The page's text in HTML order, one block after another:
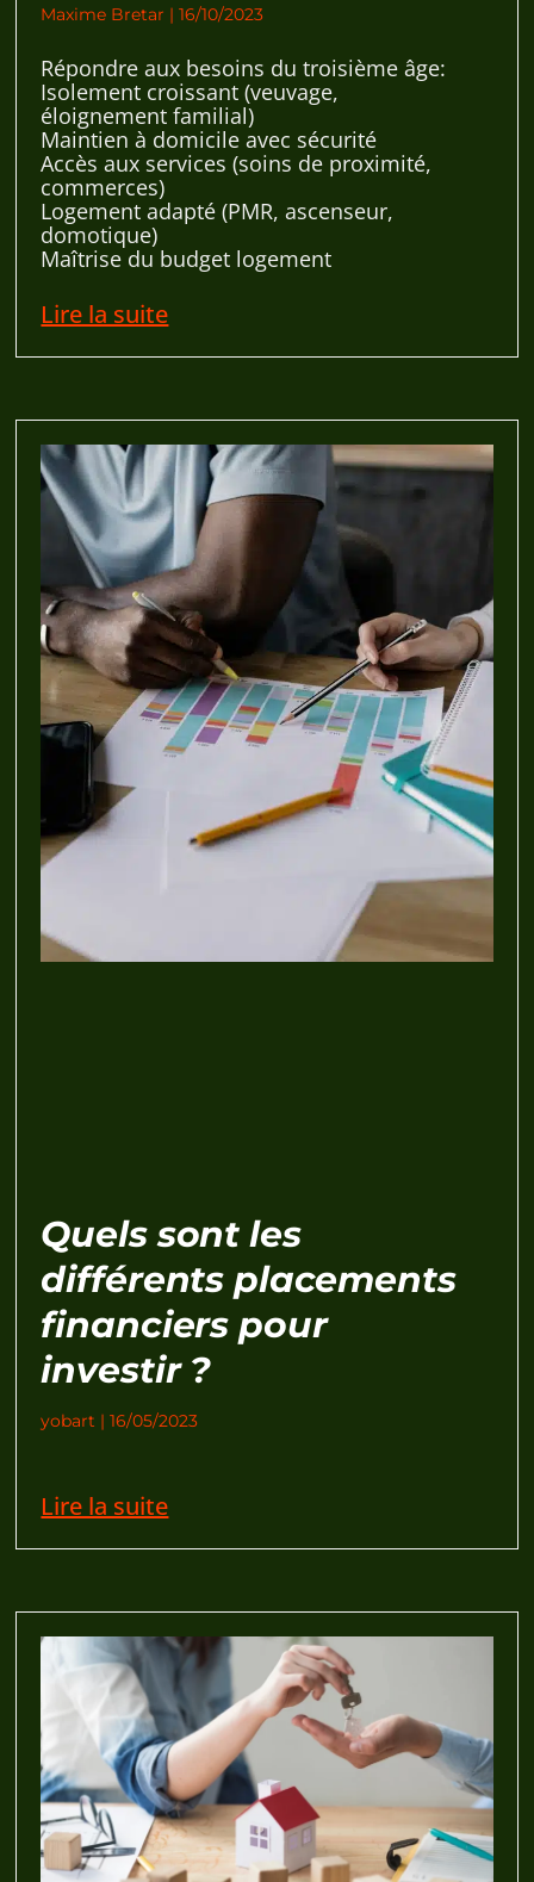
Maxime Bretar 16/10/2023
Répondre aux besoins du troisième âge:
Isolement croissant (veuvage,
éloignement familial)
Maintien à domicile avec sécurité
Accès aux services (soins de proximité,
commerces)
Logement adapté (PMR, ascenseur,
domotique)
Maîtrise du budget logement
Lire la suite
Quels sont les
différents placements
financiers pour
investir ?
yobart 16/05/2023
Lire la suite